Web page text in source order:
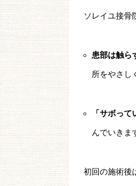
ソレイユ接骨
患部は触ら
所をやさし
「サボっ
んでいきま
初回の施術後